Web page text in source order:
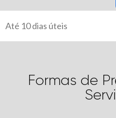
Até 10 dias úteis
Formas de